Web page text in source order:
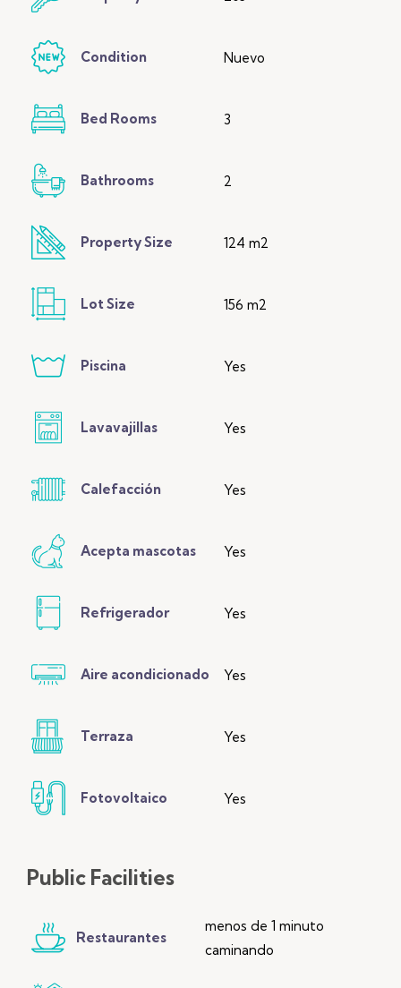
Condition Nuevo
Bed Rooms 3
Bathrooms 2
Property Size 124 m2
Lot Size 156 m2
Piscina Yes
Lavavajillas Yes
Calefacción Yes
Acepta mascotas Yes
Refrigerador Yes
Aire acondicionado Yes
Terraza Yes
Fotovoltaico Yes
Public Facilities
Restaurantes
menos de 1 minuto
caminando